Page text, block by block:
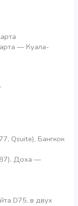
— Куала-
Qsuite), Бангкок
Доха —
D75, в двух